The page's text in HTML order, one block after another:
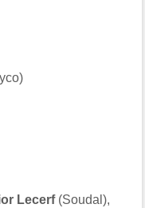
Lecerf (Soudal),